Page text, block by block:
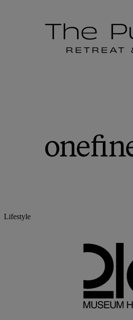
Lifestyle